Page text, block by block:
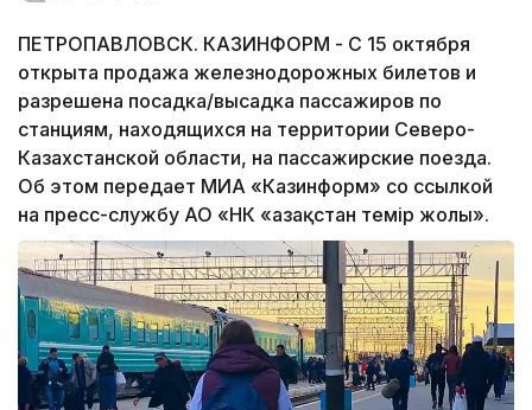
ПЕТРОПАВЛОВСК. КАЗИНФОРМ - С 15 октября
открыта продажа железнодорожных билетов и
разрешена посадка/высадка пассажиров по
станциям, находящихся на территории Северо-
Казахстанской области, на пассажирские поезда.
Об этом передает МИА «Казинформ» со ссылкой
на пресс-службу АО «НК «Қазақстан темір жолы».